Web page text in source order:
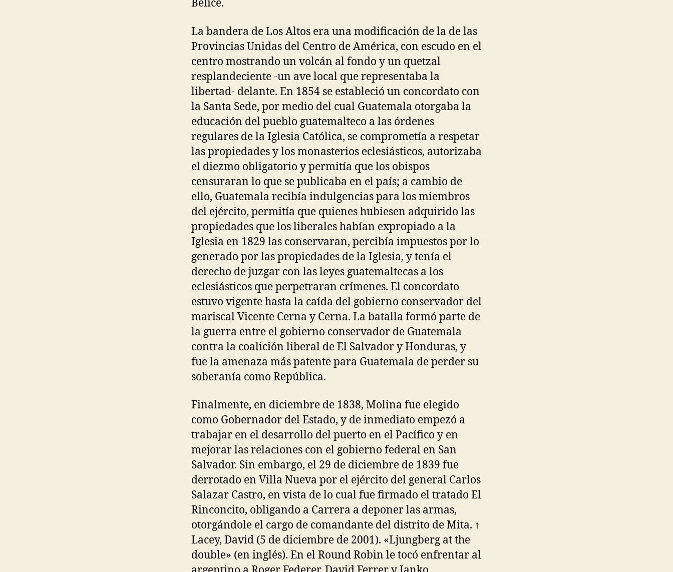
Belice.
La bandera de Los Altos era una modificación de la de las
Provincias Unidas del Centro de América, con escudo en el
centro mostrando un volcán al fondo y un quetzal
resplandeciente -un ave local que representaba la
libertad- delante. En 1854 se estableció un concordato con
la Santa Sede, por medio del cual Guatemala otorgaba la
educación del pueblo guatemalteco a las órdenes
regulares de la Iglesia Católica, se comprometía a respetar
las propiedades y los monasterios eclesiásticos, autorizaba
el diezmo obligatorio y permitía que los obispos
censuraran lo que se publicaba en el país; a cambio de
ello, Guatemala recibía indulgencias para los miembros
del ejército, permitía que quienes hubiesen adquirido las
propiedades que los liberales habían expropiado a la
Iglesia en 1829 las conservaran, percibía impuestos por lo
generado por las propiedades de la Iglesia, y tenía el
derecho de juzgar con las leyes guatemaltecas a los
eclesiásticos que perpetraran crímenes. El concordato
estuvo vigente hasta la caída del gobierno conservador del
mariscal Vicente Cerna y Cerna. La batalla formó parte de
la guerra entre el gobierno conservador de Guatemala
contra la coalición liberal de El Salvador y Honduras, y
fue la amenaza más patente para Guatemala de perder su
soberanía como República.
Finalmente, en diciembre de 1838, Molina fue elegido
como Gobernador del Estado, y de inmediato empezó a
trabajar en el desarrollo del puerto en el Pacífico y en
mejorar las relaciones con el gobierno federal en San
Salvador. Sin embargo, el 29 de diciembre de 1839 fue
derrotado en Villa Nueva por el ejército del general Carlos
Salazar Castro, en vista de lo cual fue firmado el tratado El
Rinconcito, obligando a Carrera a deponer las armas,
otorgándole el cargo de comandante del distrito de Mita. ↑
Lacey, David (5 de diciembre de 2001). «Ljungberg at the
double» (en inglés). En el Round Robin le tocó enfrentar al